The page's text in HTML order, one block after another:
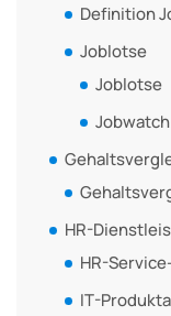
Definition
Joblotse
Joblotse
Jobwatch
HR-
HR-
IT-